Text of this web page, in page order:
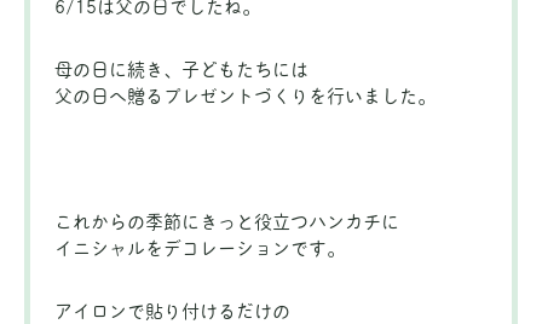
6/15は父の日でしたね。
母の日に続き、子どもたちには
父の日へ贈るプレゼントづくりを行いました。
これからの季節にきっと役立つハンカチに
イニシャルをデコレーションです。
アイロンで貼り付けるだけの